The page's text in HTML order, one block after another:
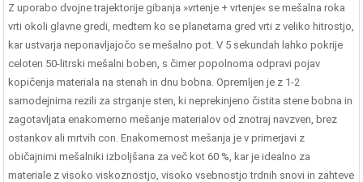
Z uporabo dvojne trajektorije gibanja »vrtenje + vrtenje« se mešalna roka
vrti okoli glavne gredi, medtem ko se planetarna gred vrti z veliko hitrostjo,
kar ustvarja neponavljajočo se mešalno pot. V 5 sekundah lahko pokrije
celoten 50-litrski mešalni boben, s čimer popolnoma odpravi pojav
kopičenja materiala na stenah in dnu bobna. Opremljen je z 1-2
samodejnima rezili za strganje sten, ki neprekinjeno čistita stene bobna in
zagotavljata enakomerno mešanje materialov od znotraj navzven, brez
ostankov ali mrtvih con. Enakomernost mešanja je v primerjavi z
običajnimi mešalniki izboljšana za več kot 60 %, kar je idealno za
materiale z visoko viskoznostjo, visoko vsebnostjo trdnih snovi in ​​zahteve